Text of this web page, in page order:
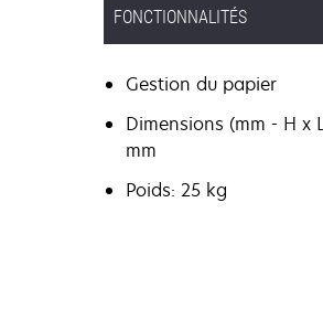
FONCTIONNALITÉS
Gestion du papier
Dimensions (mm - H x
mm
Poids: 25 kg